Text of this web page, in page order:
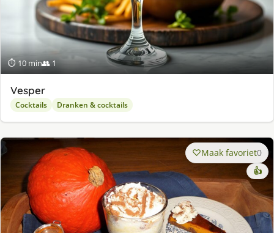
⏱ 10 min👥 1
Vesper
Cocktails Dranken & cocktails
Maak favoriet0
👍